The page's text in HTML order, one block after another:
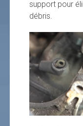
support pour
débris.